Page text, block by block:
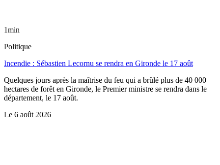
1min
Politique
Incendie : Sébastien Lecornu se rendra en Gironde le 17 août
Quelques jours après la maîtrise du feu qui a brûlé plus de 40 000
hectares de forêt en Gironde, le Premier ministre se rendra dans le
département, le 17 août.
Le 6 août 2026